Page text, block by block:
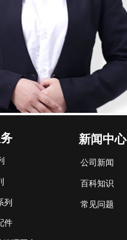
列
件
新闻中心
公司新闻
百科知识
常见问题